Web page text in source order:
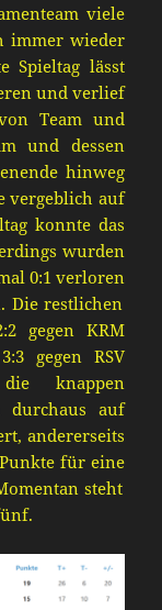
viele
immer wieder
Spieltag lässt
und verlief
Team und
und dessen
hinweg
vergeblich auf
tag konnte das
wurden
0:1 verloren
. Die restlichen
gegen KRM
gegen RSV
knappen
durchaus auf
andererseits
für eine
steht